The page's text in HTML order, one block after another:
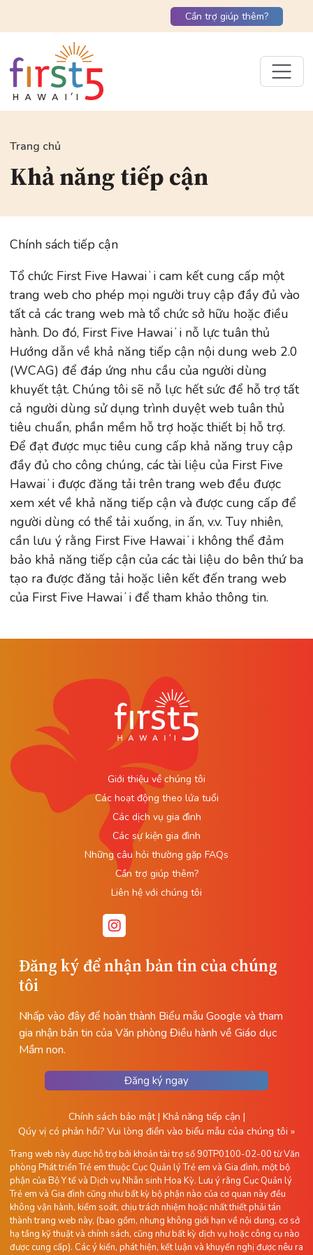
Cần trợ giúp thêm?
Trang chủ
Khả năng tiếp cận
Chính sách tiếp cận
Tổ chức First Five Hawaiʻi cam kết cung cấp một
trang web cho phép mọi người truy cập đầy đủ vào
tất cả các trang web mà tổ chức sở hữu hoặc điều
hành. Do đó, First Five Hawaiʻi nỗ lực tuân thủ
Hướng dẫn về khả năng tiếp cận nội dung web 2.0
(WCAG) để đáp ứng nhu cầu của người dùng
khuyết tật. Chúng tôi sẽ nỗ lực hết sức để hỗ trợ tất
cả người dùng sử dụng trình duyệt web tuân thủ
tiêu chuẩn, phần mềm hỗ trợ hoặc thiết bị hỗ trợ.
Để đạt được mục tiêu cung cấp khả năng truy cập
đầy đủ cho công chúng, các tài liệu của First Five
Hawaiʻi được đăng tải trên trang web đều được
xem xét về khả năng tiếp cận và được cung cấp để
người dùng có thể tải xuống, in ấn, v.v. Tuy nhiên,
cần lưu ý rằng First Five Hawaiʻi không thể đảm
bảo khả năng tiếp cận của các tài liệu do bên thứ ba
tạo ra được đăng tải hoặc liên kết đến trang web
của First Five Hawaiʻi để tham khảo thông tin.
Đăng ký để nhận bản tin của chúng
tôi
Nhấp vào đây để hoàn thành Biểu mẫu Google và tham
gia nhận bản tin của Văn phòng Điều hành về Giáo dục
Mầm non.
Đăng ký ngay
Giới thiệu về chúng tôi
Các hoạt động theo lứa tuổi
Các dịch vụ gia đình
Các sự kiện gia đình
Những câu hỏi thường gặp FAQs
Cần trợ giúp thêm?
Liên hệ với chúng tôi
Chính sách bảo mật| Khả năng tiếp cận |
Qúy vị có phản hồi? Vui lòng điền vào biểu mẫu của chúng tôi »
Trang web này được hỗ trợ bởi khoản tài trợ số 90TP0100-02-00 từ Văn
phòng Phát triển Trẻ em thuộc Cục Quản lý Trẻ em và Gia đình, một bộ
phận của Bộ Y tế và Dịch vụ Nhân sinh Hoa Kỳ. Lưu ý rằng Cục Quản lý
Trẻ em và Gia đình cũng như bất kỳ bộ phận nào của cơ quan này đều
không vận hành, kiểm soát, chịu trách nhiệm hoặc nhất thiết phải tán
thành trang web này, (bao gồm, nhưng không giới hạn về nội dung, cơ sở
hạ tầng kỹ thuật và chính sách, cũng như bất kỳ dịch vụ hoặc công cụ nào
được cung cấp). Các ý kiến, phát hiện, kết luận và khuyến nghị được nêu ra